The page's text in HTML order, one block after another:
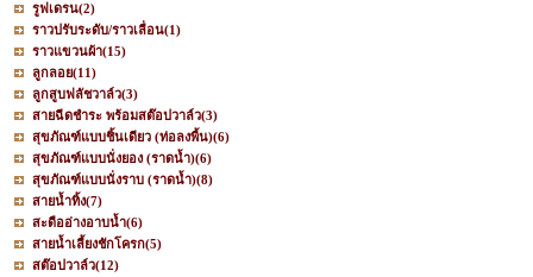
รูฟเดรน(2)
ราวปรับระดับ/ราวเลื่อน(1)
ราวแขวนผ้า(15)
ลูกลอย(11)
ลูกสูบฟลัชวาล์ว(3)
สายฉีดชำระ พร้อมสต๊อปวาล์ว(3)
สุขภัณฑ์แบบชิ้นเดียว (ท่อลงพื้น)(6)
สุขภัณฑ์แบบนั่งยอง (ราดน้ำ)(6)
สุขภัณฑ์แบบนั่งราบ (ราดน้ำ)(8)
สายน้ำทิ้ง(7)
สะดืออ่างอาบน้ำ(6)
สายน้ำเลี้ยงชักโครก(5)
สต๊อปวาล์ว(12)